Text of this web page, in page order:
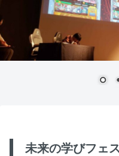
未来の学びフェ